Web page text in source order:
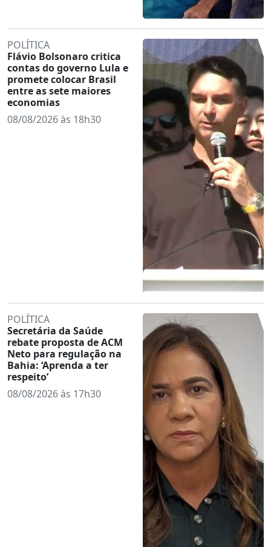
POLÍTICA
Flávio Bolsonaro critica
contas do governo Lula e
promete colocar Brasil
entre as sete maiores
economias
08/08/2026 às 18h30
POLÍTICA
Secretária da Saúde
rebate proposta de ACM
Neto para regulação na
Bahia: ‘Aprenda a ter
respeito’
08/08/2026 às 17h30